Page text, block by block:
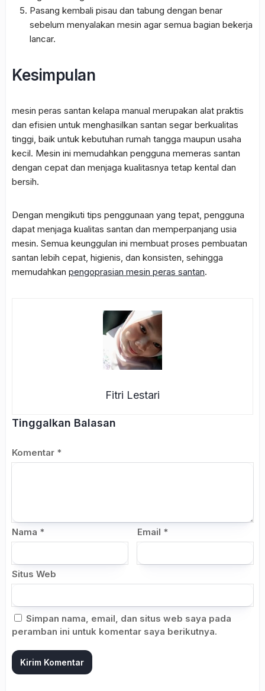
Pasang kembali pisau dan tabung dengan benar
sebelum menyalakan mesin agar semua bagian bekerja
lancar.
Kesimpulan
mesin peras santan kelapa manual merupakan alat praktis
dan efisien untuk menghasilkan santan segar berkualitas
tinggi, baik untuk kebutuhan rumah tangga maupun usaha
kecil. Mesin ini memudahkan pengguna memeras santan
dengan cepat dan menjaga kualitasnya tetap kental dan
bersih.
Dengan mengikuti tips penggunaan yang tepat, pengguna
dapat menjaga kualitas santan dan memperpanjang usia
mesin. Semua keunggulan ini membuat proses pembuatan
santan lebih cepat, higienis, dan konsisten, sehingga
memudahkan pengoprasian mesin peras santan.
Fitri Lestari
Tinggalkan Balasan
Komentar *
Nama * Email *
Situs Web
Simpan nama, email, dan situs web saya pada
peramban ini untuk komentar saya berikutnya.